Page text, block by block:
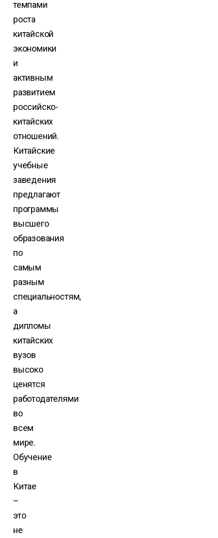
темпами
роста
китайской
экономики
и
активным
развитием
российско-
китайских
отношений.
Китайские
учебные
заведения
предлагают
программы
высшего
образования
по
самым
разным
специальностям,
а
дипломы
китайских
вузов
высоко
ценятся
работодателями
во
всем
мире.
Обучение
в
Китае
–
это
не